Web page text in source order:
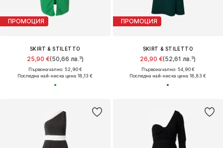
ПРОМОЦИЯ
SKIRT & STILETTO
25,90 €(50,66 лв.³)
Първоначално: 52,90 €
Последна най-ниска цена:18,13 €
ПРОМОЦИЯ
SKIRT & STILETTO
26,90 €(52,61 лв.³)
Първоначално: 54,90 €
Последна най-ниска цена:18,83 €